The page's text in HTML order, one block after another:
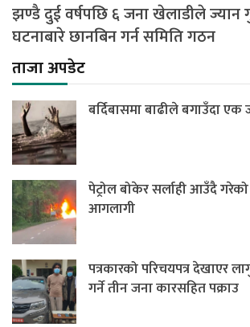
झण्डै दुई वर्षपछि ६ जना खेलाडीले ज्यान
घटनाबारे छानबिन गर्न समिति गठन
ताजा अपडेट
बर्दिबासमा बाढीले बगाउँदा
पेट्रोल बोकेर सर्लाही आउँदै गरेको
आगलागी
पत्रकारको परिचयपत्र देखाएर
गर्ने तीन जना कारसहित पक्राउ